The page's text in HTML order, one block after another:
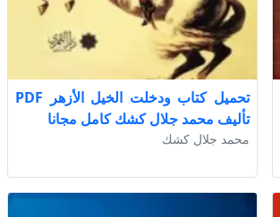
تحميل كتاب ودخلت الخيل الأزهر PDF
تأليف محمد جلال كشك كامل مجانا
محمد جلال كشك